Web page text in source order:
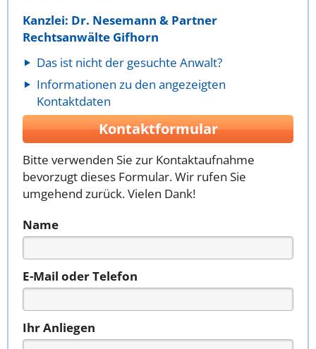
Kanzlei: Dr. Nesemann & Partner
Rechtsanwälte Gifhorn
Das ist nicht der gesuchte Anwalt?
Informationen zu den angezeigten
Kontaktdaten
Kontaktformular
Bitte verwenden Sie zur Kontaktaufnahme
bevorzugt dieses Formular. Wir rufen Sie
umgehend zurück. Vielen Dank!
Name
E-Mail oder Telefon
Ihr Anliegen